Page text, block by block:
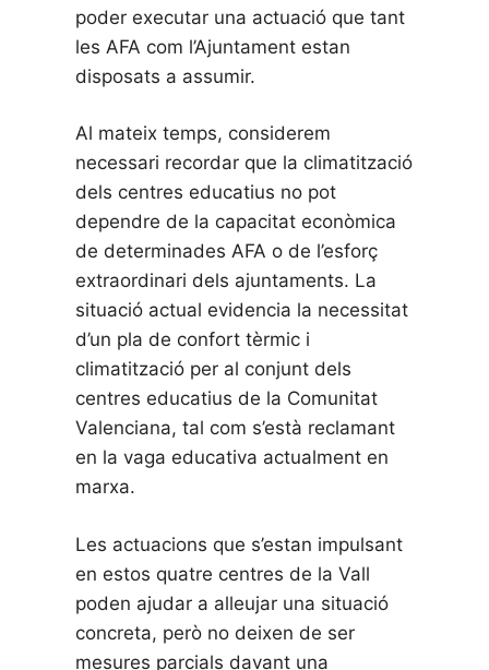
poder executar una actuació que tant
les AFA com l’Ajuntament estan
disposats a assumir.
Al mateix temps, considerem
necessari recordar que la climatització
dels centres educatius no pot
dependre de la capacitat econòmica
de determinades AFA o de l’esforç
extraordinari dels ajuntaments. La
situació actual evidencia la necessitat
d’un pla de confort tèrmic i
climatització per al conjunt dels
centres educatius de la Comunitat
Valenciana, tal com s’està reclamant
en la vaga educativa actualment en
marxa.
Les actuacions que s’estan impulsant
en estos quatre centres de la Vall
poden ajudar a alleujar una situació
concreta, però no deixen de ser
mesures parcials davant una